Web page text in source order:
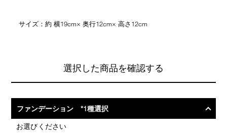
サイズ：約 横19cm× 奥行12cm× 高さ12cm
選択した商品を確認する
ファンデーション *1種選択
お選びください